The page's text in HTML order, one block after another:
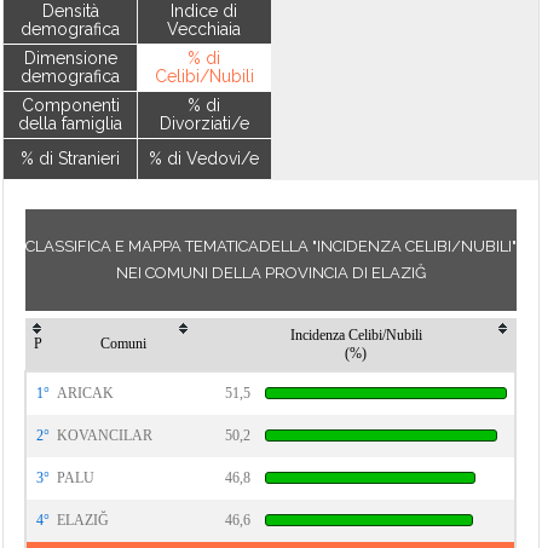
Densità
demografica
Dimensione
demografica
Componenti
della famiglia
% di Stranieri
Indice di
Vecchiaia
% di
Celibi/Nubili
% di
Divorziati/e
% di Vedovi/e
CLASSIFICA E MAPPA TEMATICADELLA "INCIDENZA CELIBI/NUBILI"
NEI COMUNI DELLA PROVINCIA DI ELAZIĞ
P Comuni
Incidenza Celibi/Nubili
(%)
1° ARICAK 51,5
2° KOVANCILAR 50,2
3° PALU 46,8
4° ELAZIĞ 46,6